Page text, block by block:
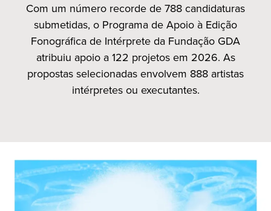
Com um número recorde de 788 candidaturas
submetidas, o Programa de Apoio à Edição
Fonográfica de Intérprete da Fundação GDA
atribuiu apoio a 122 projetos em 2026. As
propostas selecionadas envolvem 888 artistas
intérpretes ou executantes.